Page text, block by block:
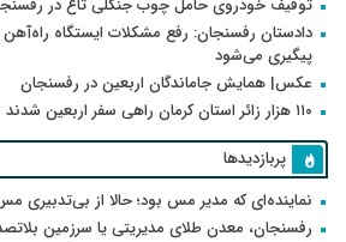
توقیف خودروی حامل چوب جنگلی تاغ در
دادستان رفسنجان: رفع مشکلات ایستگاه راه‌آهن
پیگیری می‌شود
عکس| همایش جاماندگان اربعین در رفسنجان
۱۱۰ هزار زائر استان کرمان راهی سفر اربعین شدند
پربازدیدها
نماینده‌ای که مدیر مس بود؛ حالا از بی‌تدبیری
رفسنجان، معدن طلای مدیریتی یا سرزمین